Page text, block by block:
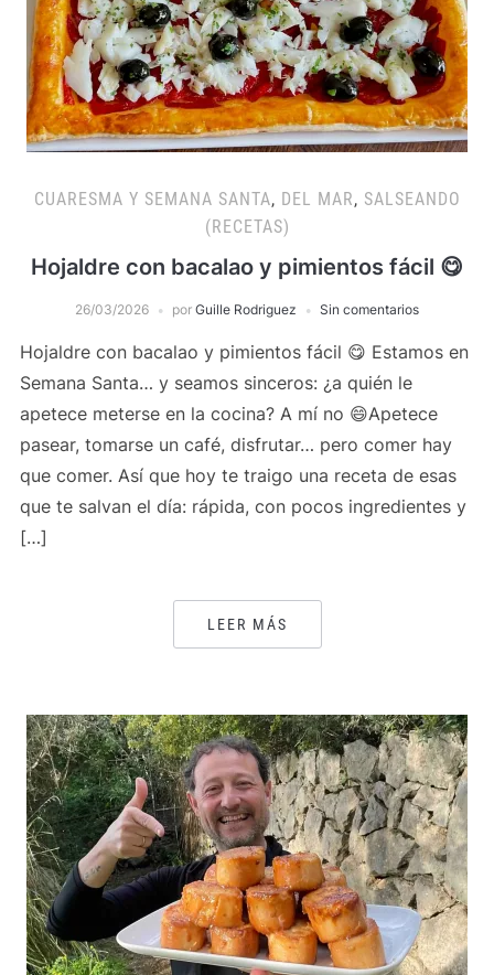
CUARESMA Y SEMANA SANTA, DEL MAR, SALSEANDO
(RECETAS)
Hojaldre con bacalao y pimientos fácil 😋
26/03/2026 por Guille Rodriguez Sin comentarios
Hojaldre con bacalao y pimientos fácil 😋 Estamos en
Semana Santa… y seamos sinceros: ¿a quién le
apetece meterse en la cocina? A mí no 😄Apetece
pasear, tomarse un café, disfrutar… pero comer hay
que comer. Así que hoy te traigo una receta de esas
que te salvan el día: rápida, con pocos ingredientes y
[…]
LEER MÁS